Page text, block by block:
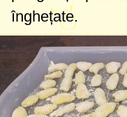
înghețate.